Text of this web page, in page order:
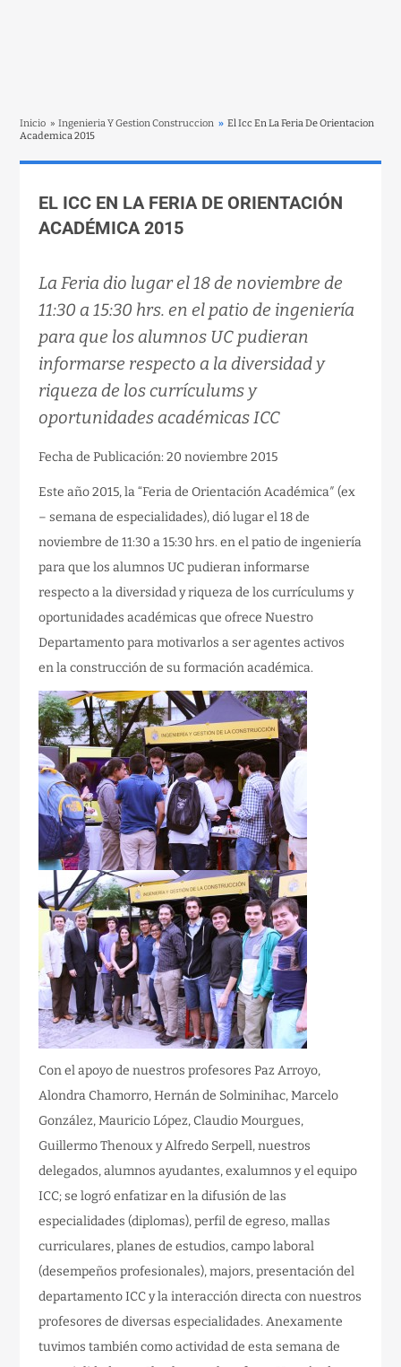
Inicio » Ingenieria Y Gestion Construccion » El Icc En La Feria De Orientacion
Academica 2015
EL ICC EN LA FERIA DE ORIENTACIÓN
ACADÉMICA 2015
La Feria dio lugar el 18 de noviembre de
11:30 a 15:30 hrs. en el patio de ingeniería
para que los alumnos UC pudieran
informarse respecto a la diversidad y
riqueza de los currículums y
oportunidades académicas ICC
Fecha de Publicación: 20 noviembre 2015
Este año 2015, la “Feria de Orientación Académica″ (ex
– semana de especialidades), dió lugar el 18 de
noviembre de 11:30 a 15:30 hrs. en el patio de ingeniería
para que los alumnos UC pudieran informarse
respecto a la diversidad y riqueza de los currículums y
oportunidades académicas que ofrece Nuestro
Departamento para motivarlos a ser agentes activos
en la construcción de su formación académica.
Con el apoyo de nuestros profesores Paz Arroyo,
Alondra Chamorro, Hernán de Solminihac, Marcelo
González, Mauricio López, Claudio Mourgues,
Guillermo Thenoux y Alfredo Serpell, nuestros
delegados, alumnos ayudantes, exalumnos y el equipo
ICC; se logró enfatizar en la difusión de las
especialidades (diplomas), perfil de egreso, mallas
curriculares, planes de estudios, campo laboral
(desempeños profesionales), majors, presentación del
departamento ICC y la interacción directa con nuestros
profesores de diversas especialidades. Anexamente
tuvimos también como actividad de esta semana de